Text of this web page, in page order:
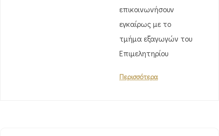
επικοινωνήσουν
εγκαίρως με το
τμήμα εξαγωγών του
Επιμελητηρίου
Περισσότερα